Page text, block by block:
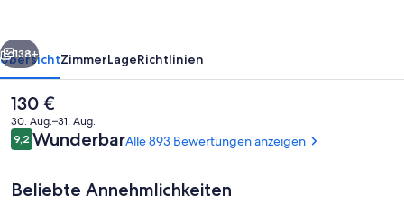
Weiter
138+
ÜbersichtZimmerLageRichtlinien
Der
aktuelle
Preis
beträgt
130 €
30. Aug.–31. Aug.
Bewertungen
9,29,2 von 10.
WunderbarAlle 893 Bewertungen anzeigen
Beliebte Annehmlichkeiten